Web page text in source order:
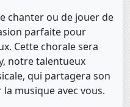
chanter ou de jouer de
parfaite pour
Cette chorale sera
notre talentueux
qui partagera son
musique avec vous.